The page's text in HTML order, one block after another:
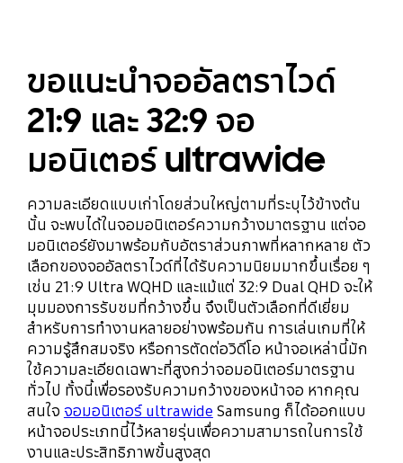
ขอแนะนำจออัลตราไวด์
21:9 และ 32:9 จอ
มอนิเตอร์ ultrawide
ความละเอียดแบบเก่าโดยส่วนใหญ่ตามที่ระบุไว้ข้างต้น
นั้น จะพบได้ในจอมอนิเตอร์ความกว้างมาตรฐาน แต่จอ
มอนิเตอร์ยังมาพร้อมกับอัตราส่วนภาพที่หลากหลาย ตัว
เลือกของจออัลตราไวด์ที่ได้รับความนิยมมากขึ้นเรื่อย ๆ
เช่น 21:9 Ultra WQHD และแม้แต่ 32:9 Dual QHD จะให้
มุมมองการรับชมที่กว้างขึ้น จึงเป็นตัวเลือกที่ดีเยี่ยม
สำหรับการทำงานหลายอย่างพร้อมกัน การเล่นเกมที่ให้
ความรู้สึกสมจริง หรือการตัดต่อวิดีโอ หน้าจอเหล่านี้มัก
ใช้ความละเอียดเฉพาะที่สูงกว่าจอมอนิเตอร์มาตรฐาน
ทั่วไป ทั้งนี้เพื่อรองรับความกว้างของหน้าจอ หากคุณ
สนใจ จอมอนิเตอร์ ultrawide Samsung ก็ได้ออกแบบ
หน้าจอประเภทนี้ไว้หลายรุ่นเพื่อความสามารถในการใช้
งานและประสิทธิภาพขั้นสูงสุด